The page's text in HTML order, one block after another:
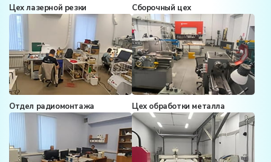
Цех лазерной резки Сборочный цех
Отдел радиомонтажа Цех обработки металла